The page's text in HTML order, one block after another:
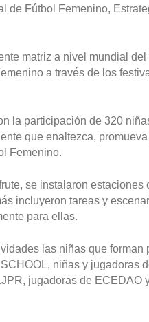
de Fútbol Femenino,
matriz a nivel mundial
a través de los
la participación de 320
que enaltezca,
Femenino.
se instalaron
incluyeron tareas y
para ellas.
las niñas que
niñas y jugadoras
jugadoras de